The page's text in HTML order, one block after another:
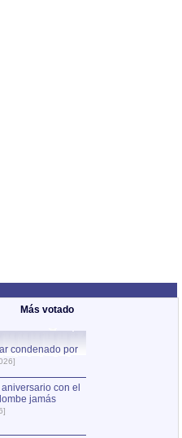
Más votado
condenado por
con el
jamás